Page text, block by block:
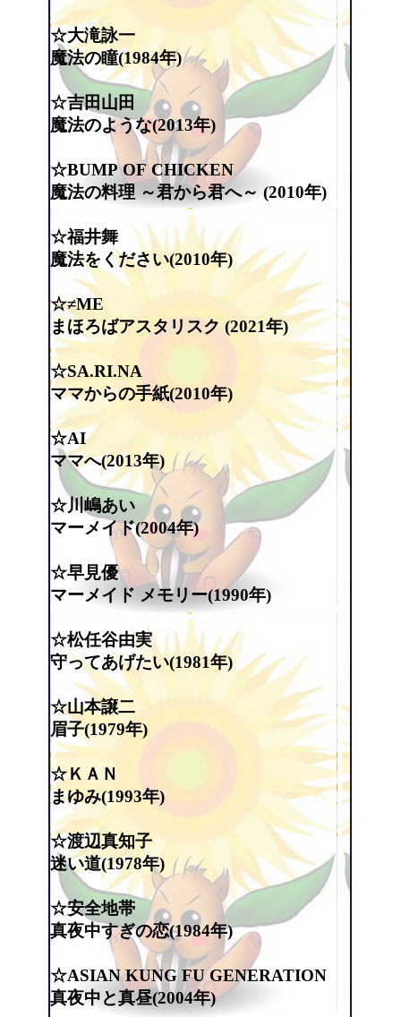
☆大滝詠一
魔法の瞳(1984年)
☆吉田山田
魔法のような(2013年)
☆BUMP OF CHICKEN
魔法の料理 ～君から君へ～ (2010年)
☆福井舞
魔法をください(2010年)
☆≠ME
まほろばアスタリスク (2021年)
☆SA.RI.NA
ママからの手紙(2010年)
☆AI
ママへ(2013年)
☆川嶋あい
マーメイド(2004年)
☆早見優
マーメイド メモリー(1990年)
☆松任谷由実
守ってあげたい(1981年)
☆山本譲二
眉子(1979年)
☆ＫＡＮ
まゆみ(1993年)
☆渡辺真知子
迷い道(1978年)
☆安全地帯
真夜中すぎの恋(1984年)
☆ASIAN KUNG FU GENERATION
真夜中と真昼(2004年)